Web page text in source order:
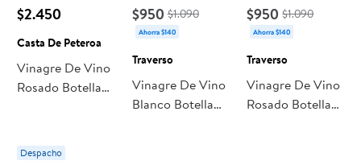
$2.450
Casta De Peteroa
Vinagre De Vino
Rosado Botella
Despacho
$950 $1.090
Ahorra $140
Traverso
Vinagre De Vino
Blanco Botella
$950 $1.090
Ahorra $140
Traverso
Vinagre De Vino
Rosado Botella